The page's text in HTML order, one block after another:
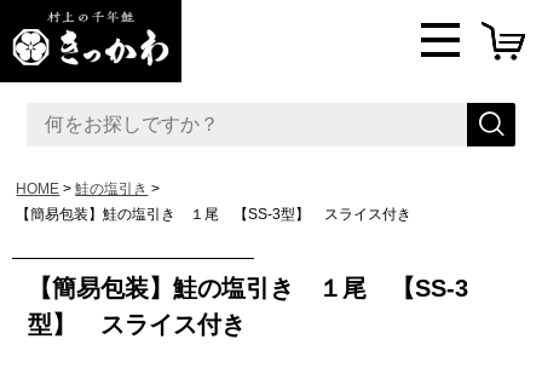
HOME
鮭の塩引き
【簡易包装】鮭の塩引き １尾 【SS-3型】 スライス付き
【簡易包装】鮭の塩引き １尾 【SS-3
型】 スライス付き